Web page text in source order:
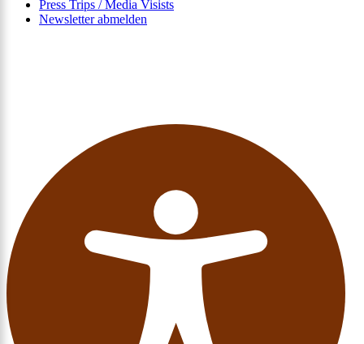
Press Trips / Media Visists
Newsletter abmelden